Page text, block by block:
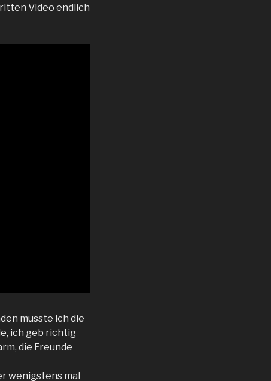
Video endlich
musste ich die
ich geb richtig
die Freunde
wenigstens mal